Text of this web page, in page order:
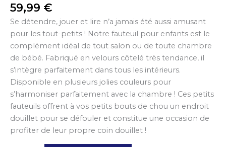
59,99 €
Se détendre, jouer et lire n’a jamais été aussi amusant
pour les tout-petits ! Notre fauteuil pour enfants est le
complément idéal de tout salon ou de toute chambre
de bébé. Fabriqué en velours côtelé très tendance, il
s’intègre parfaitement dans tous les intérieurs.
Disponible en plusieurs jolies couleurs pour
s’harmoniser parfaitement avec la chambre ! Ces petits
fauteuils offrent à vos petits bouts de chou un endroit
douillet pour se défouler et constitue une occasion de
profiter de leur propre coin douillet !